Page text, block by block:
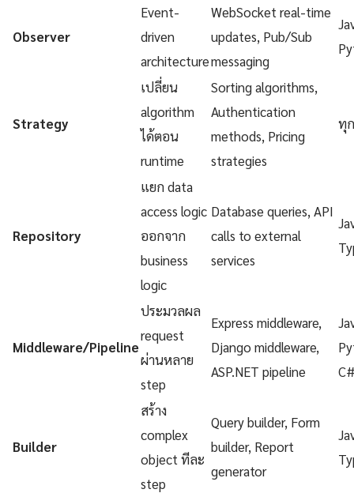
Observer
Event-
driven
architecture
WebSocket real-time
updates, Pub/Sub
messaging
Strategy
เปลี่ยน
algorithm
ได้ตอน
runtime
Sorting algorithms,
Authentication
methods, Pricing
strategies
ทุ
Repository
แยก data
access logic
ออกจาก
business
logic
Database queries, API
calls to external
services
Middleware/Pipeline
ประมวลผล
request
ผ่านหลาย
step
Express middleware,
Django middleware,
ASP.NET pipeline
Builder
สร้าง
complex
object ทีละ
step
Query builder, Form
builder, Report
generator